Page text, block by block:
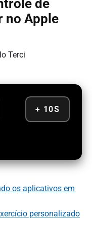
de
no Apple
Terci
+ 10S
os aplicativos em
personalizado